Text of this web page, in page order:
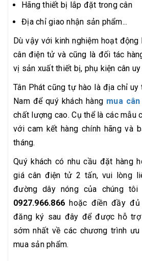
Hãng thiết bị lắp đặt trong cân
Địa chỉ giao nhận sản phẩm...
Dù vậy với kinh nghiệm hoạt động
cân điện tử và cũng là đối tác
vị sản xuất thiết bị, phụ kiện cân
Tân Phát cũng tự hào là địa chỉ
Nam để quý khách hàng mua
chất lượng cao. Cụ thể là các mẫu
với cam kết hàng chính hãng và
tháng.
Quý khách có nhu cầu đặt hàng
giá cân điện tử 2 tấn, vui lòng
đường dây nóng của chúng
0927.966.866 hoặc điền đầy
đăng ký sau đây để được hỗ trợ
sớm nhất về các chương trình
mua sản phẩm.